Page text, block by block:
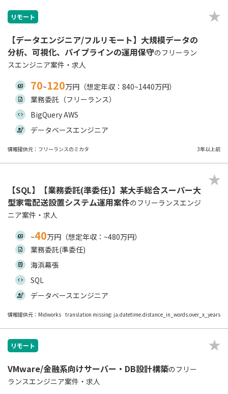
リモート
【データエンジニア/フルリモート】大規模データの
分析、可視化、パイプラインの運用保守のフリーラン
スエンジニア案件・求人
70~120万円（想定年収：840~1440万円）
業務委託（フリーランス）
BigQuery AWS
データベースエンジニア
情報提供元：フリーランスのミカタ 3年以上前
【SQL】【業務委託(準委任)】某大手総合スーパー大
型家電配送設置システム運用案件のフリーランスエンジ
ニア案件・求人
~40万円（想定年収：~480万円）
業務委託(準委任)
海浜幕張
SQL
データベースエンジニア
情報提供元：Midworks translation missing: ja.datetime.distance_in_words.over_x_years
リモート
VMware/金融系向けサーバー・DB設計構築のフリー
ランスエンジニア案件・求人